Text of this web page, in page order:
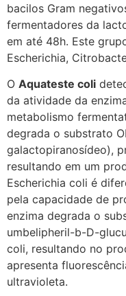
bacilos Gram
fermentadores da
em até 48h. Este
Escherichia,
O Aquateste coli
da atividade da
metabolismo
degrada o substrato
galactopiranosídeo),
resultando em um
Escherichia coli é
pela capacidade de
enzima degrada o
umbelipheril-b-D-
coli, resultando no
apresenta
ultravioleta.